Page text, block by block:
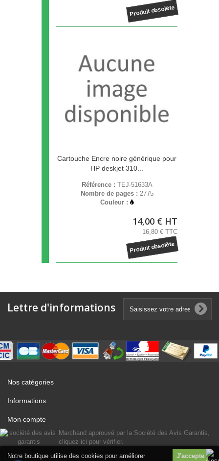
Notre boutique utilise des cookies pour améliorer
Produit obsolète
Cartouche Encre noire générique pour
HP deskjet 310...
Référence : TEJ-51633A
Nombre de pages : 2775
Couleur :
14,00 € HT
16,80 € TTC
Produit obsolète
Lettre d'informations
Nos catégories
Informations
Mon compte
Marchand approuvé par la Société des Avis Garantis,
cliquez ici pour vérifier.